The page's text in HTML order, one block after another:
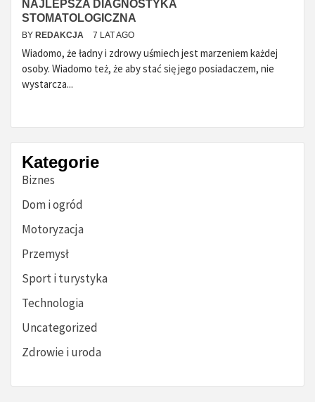
NAJLEPSZA DIAGNOSTYKA
STOMATOLOGICZNA
BY REDAKCJA 7 LAT AGO
Wiadomo, że ładny i zdrowy uśmiech jest marzeniem każdej
osoby. Wiadomo też, że aby stać się jego posiadaczem, nie
wystarcza...
Kategorie
Biznes
Dom i ogród
Motoryzacja
Przemysł
Sport i turystyka
Technologia
Uncategorized
Zdrowie i uroda